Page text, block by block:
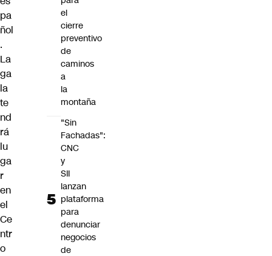
pa
ñol
.
La
ga
la
te
nd
rá
lu
ga
r
en
el
Ce
ntr
o
el
cierre
preventivo
de
caminos
a
la
montaña
"Sin
Fachadas":
CNC
y
SII
lanzan
plataforma
para
denunciar
negocios
de